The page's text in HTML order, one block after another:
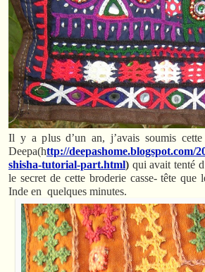
Il y a plus d’un an, j’avais soumis
Deepa(http://deepashome.blogspot.com/
shisha-tutorial-part.html) qui avait tenté
le secret de cette broderie casse- tête que
Inde en quelques minutes.